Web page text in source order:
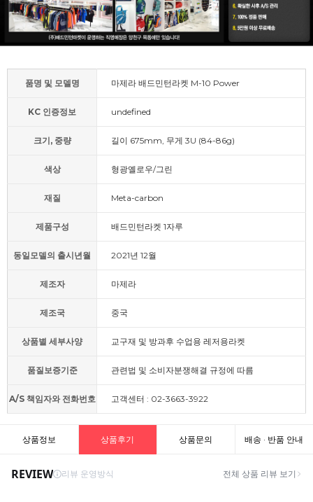
품명 및 모델명 마제라 배드민턴라켓 M-10 Power
KC 인증정보 undefined
크기, 중량 길이 675mm, 무게 3U (84-86g)
색상 형광옐로우/그린
재질 Meta-carbon
제품구성 배드민턴라켓 1자루
동일모델의 출시년월 2021년 12월
제조자 마제라
제조국 중국
상품별 세부사양 교구재 및 방과후 수업용 레저용라켓
품질보증기준 관련법 및 소비자분쟁해결 규정에 따름
A/S 책임자와 전화번호 고객센터 : 02-3663-3922
상품정보 상품후기 상품문의 배송 · 반품 안내